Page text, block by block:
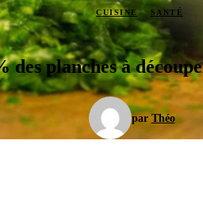
CUISINE SANTÉ
des planches à
par Théo